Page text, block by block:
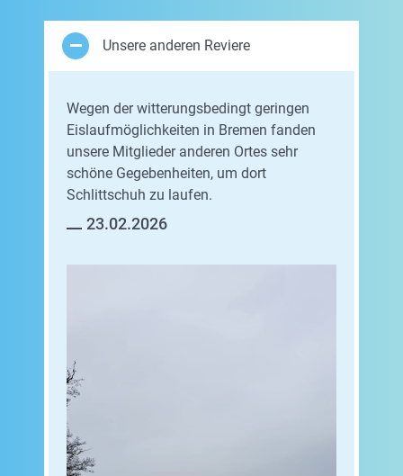
Unsere anderen Reviere
Wegen der witterungsbedingt geringen
Eislaufmöglichkeiten in Bremen fanden
unsere Mitglieder anderen Ortes sehr
schöne Gegebenheiten, um dort
Schlittschuh zu laufen.
23.02.2026